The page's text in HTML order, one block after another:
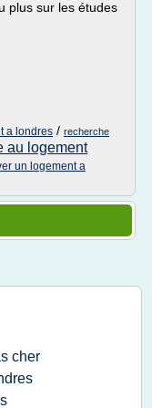
plus sur les études
a londres / recherche
au logement
un logement a
cher